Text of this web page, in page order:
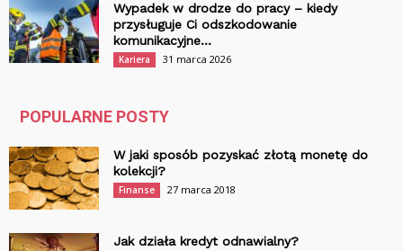
Wypadek w drodze do pracy – kiedy
przysługuje Ci odszkodowanie
komunikacyjne...
Kariera 31 marca 2026
POPULARNE POSTY
W jaki sposób pozyskać złotą monetę do
kolekcji?
Finanse 27 marca 2018
Jak działa kredyt odnawialny?